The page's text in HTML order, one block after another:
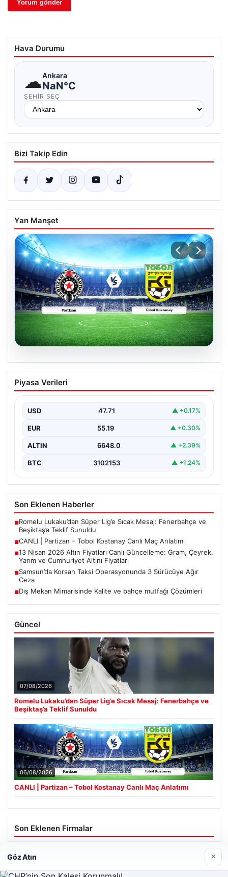
Hava Durumu
☁Ankara
NaN°C
ŞEHIR SEÇ
Bizi Takip Edin
Yan Manşet
CANLI | Partizan – Tobol Kostanay Canlı
Maç Anlatımı
Piyasa Verileri
USD 47.71 ▲ +0.17%
EUR 55.19 ▲ +0.30%
ALTIN 6648.0 ▲ +2.39%
BTC 3102153 ▲ +1.24%
Son Eklenen Haberler
■Romelu Lukaku’dan Süper Lig’e Sıcak Mesaj: Fenerbahçe ve
Beşiktaş’a Teklif Sunuldu
■CANLI | Partizan – Tobol Kostanay Canlı Maç Anlatımı
■13 Nisan 2026 Altın Fiyatları Canlı Güncelleme: Gram, Çeyrek,
Yarım ve Cumhuriyet Altını Fiyatları
■Samsun’da Korsan Taksi Operasyonunda 3 Sürücüye Ağır
Ceza
■Dış Mekan Mimarisinde Kalite ve bahçe mutfağı Çözümleri
Güncel
07/08/2026
Romelu Lukaku’dan Süper Lig’e Sıcak Mesaj: Fenerbahçe ve
Beşiktaş’a Teklif Sunuldu
06/08/2026
CANLI | Partizan – Tobol Kostanay Canlı Maç Anlatımı
Son Eklenen Firmalar
Göz Atın ×